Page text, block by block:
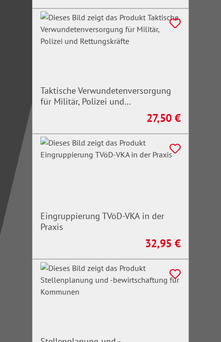
Taktische Verwundetenversorgung
für Militär, Polizei und
Regulärer Preis:
27,50 €
Eingruppierung TVöD-VKA in der
Praxis
Regulärer Preis:
32,95 €